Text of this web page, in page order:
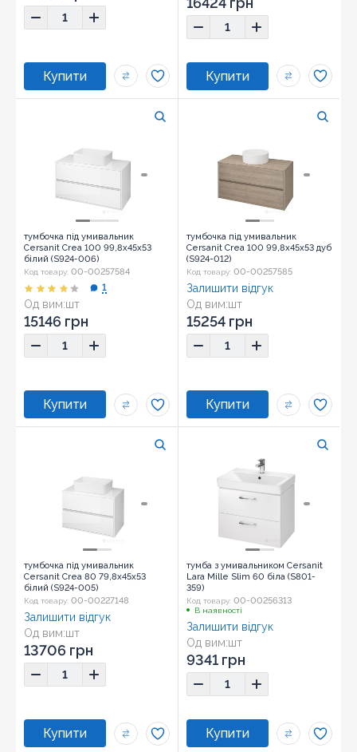
тумбочка під умивальник
Cersanit Crea 100 99,8x45x53
білий (S924-006)
Код товару: 00-00257584
Од вим:шт
1
15146 грн
тумбочка під умивальник
Cersanit Crea 100 99,8x45x53 дуб
(S924-012)
Код товару: 00-00257585
Од вим:шт
Залишити відгук
15254 грн
тумбочка під умивальник
Cersanit Crea 80 79,8x45x53
білий (S924-005)
Код товару: 00-00227148
Од вим:шт
Залишити відгук
13706 грн
тумба з умивальником Cersanit
Lara Mille Slim 60 біла (S801-
359)
Код товару: 00-00256313
В наявності
Од вим:шт
Залишити відгук
9341 грн